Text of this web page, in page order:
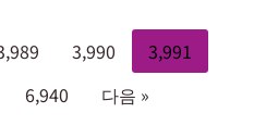
3,990
3,991
6,940 다음 »